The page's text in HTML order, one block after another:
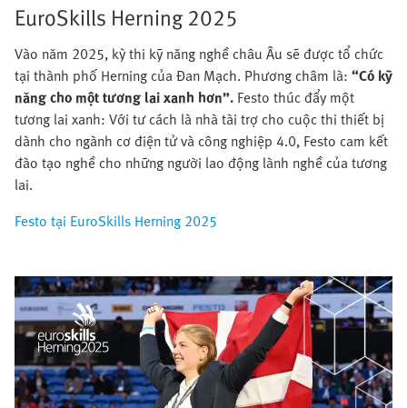
EuroSkills Herning 2025
Vào năm 2025, kỳ thi kỹ năng nghề châu Âu sẽ được tổ chức
tại thành phố Herning của Đan Mạch. Phương châm là: “Có kỹ
năng cho một tương lai xanh hơn”. Festo thúc đẩy một
tương lai xanh: Với tư cách là nhà tài trợ cho cuộc thi thiết bị
dành cho ngành cơ điện tử và công nghiệp 4.0, Festo cam kết
đào tạo nghề cho những người lao động lành nghề của tương
lai.
Festo tại EuroSkills Herning 2025